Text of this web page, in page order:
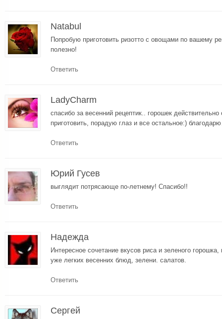
Natabul
Попробую приготовить ризотто с овощами по вашему
полезно!
Ответить
LadyCharm
спасибо за весенний рецептик.. горошек
приготовить, порадую глаз и все остальное:)
Ответить
Юрий Гусев
выглядит потрясающе по-летнему! Спасибо!!
Ответить
Надежда
Интересное сочетание вкусов риса и зеленого
уже легких весенних блюд, зелени. салатов.
Ответить
Сергей